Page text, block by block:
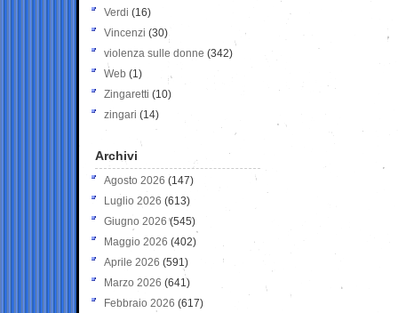
Verdi (16)
Vincenzi (30)
violenza sulle donne (342)
Web (1)
Zingaretti (10)
zingari (14)
Archivi
Agosto 2026 (147)
Luglio 2026 (613)
Giugno 2026 (545)
Maggio 2026 (402)
Aprile 2026 (591)
Marzo 2026 (641)
Febbraio 2026 (617)